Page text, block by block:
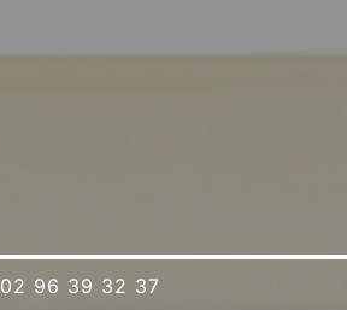
02 96 39 32 37